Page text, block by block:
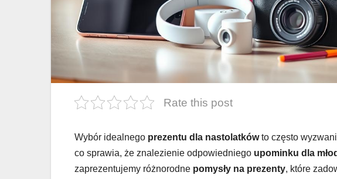
Rate this post
Wybór idealnego prezentu dla nastolatkówto często
co sprawia, że znalezienie odpowiedniego upominku dla
zaprezentujemy różnorodne pomysły na prezenty, które